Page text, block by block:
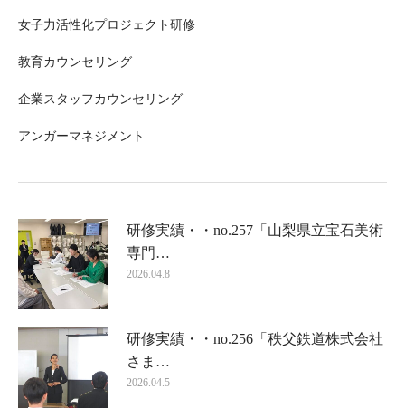
女子力活性化プロジェクト研修
教育カウンセリング
企業スタッフカウンセリング
アンガーマネジメント
研修実績・・no.257「山梨県立宝石美術
専門…
2026.04.8
研修実績・・no.256「秩父鉄道株式会社
さま…
2026.04.5